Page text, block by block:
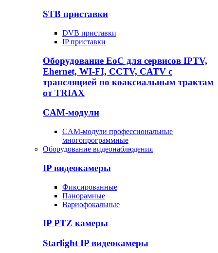
STB приставки
DVB приставки
IP приставки
Оборудование EoC для сервисов IPTV,
Ehernet, WI-FI, CCTV, CATV c
трансляцией по коаксиальным трактам
от TRIAX
CAM-модули
CAM-модули профессиональные
многопрограммные
Оборудование видеонаблюдения
IP видеокамеры
Фиксированные
Панорамные
Вариофокальные
IP PTZ камеры
Starlight IP видеокамеры